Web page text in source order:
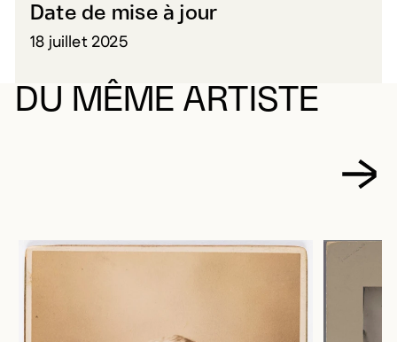
Date de mise à jour
18 juillet 2025
DU MÊME ARTISTE